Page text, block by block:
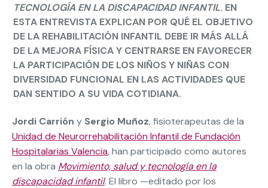
TECNOLOGÍA EN LA DISCAPACIDAD INFANTIL. EN
ESTA ENTREVISTA EXPLICAN POR QUÉ EL OBJETIVO
DE LA REHABILITACIÓN INFANTIL DEBE IR MÁS ALLÁ
DE LA MEJORA FÍSICA Y CENTRARSE EN FAVORECER
LA PARTICIPACIÓN DE LOS NIÑOS Y NIÑAS CON
DIVERSIDAD FUNCIONAL EN LAS ACTIVIDADES QUE
DAN SENTIDO A SU VIDA COTIDIANA.
Jordi Carrión y Sergio Muñoz, fisioterapeutas de la
Unidad de Neurorrehabilitación Infantil de Fundación
Hospitalarias Valencia, han participado como autores
en la obra Movimiento, salud y tecnología en la
discapacidad infantil. El libro —editado por los